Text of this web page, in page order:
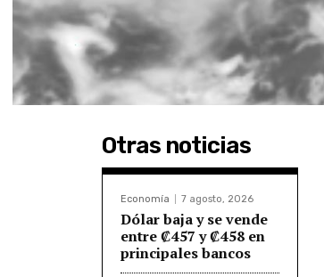
Otras noticias
Economía 7 agosto, 2026
Dólar baja y se vende
entre ₡457 y ₡458 en
principales bancos